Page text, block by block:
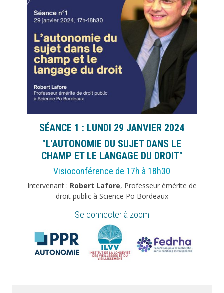
SÉANCE 1 : LUNDI 29 JANVIER 2024
"L'AUTONOMIE DU SUJET DANS LE
CHAMP ET LE LANGAGE DU DROIT"
Visioconférence de 17h à 18h30
Intervenant : Robert Lafore, Professeur émérite de
droit public à Science Po Bordeaux
Se connecter à zoom